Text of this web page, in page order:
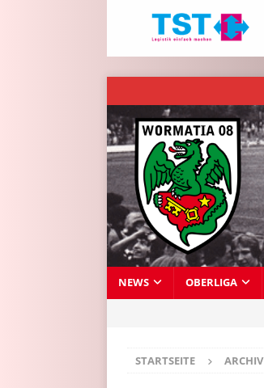
NEWS OBERLIGA
STARTSEITE ARCHIV